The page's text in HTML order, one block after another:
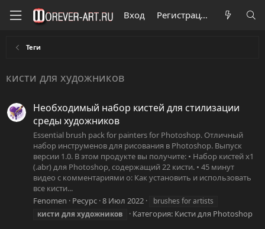
Вход Регистрация
Теги
кисти для художников
Необходимый набор кистей для стилизации
среды художников
Essential brush pack for painters for Photoshop. Отличный
набор инструменов для рисования в Photoshop. Выпуск
версии 1.0. В этом продукте вы получите: • Набор кистей x1
(.abr) для Photoshop, содержащий 22 кисти. • 45 минут
видео с комментариями о: Как установить и использовать
все кисти...
Fenomen
Ресурс 8 Июл 2022
brushes for artists
кисти для художников Категория: Кисти для Photoshop